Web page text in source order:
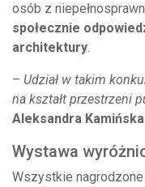
osób z
społecznie
architektury.
– Udział w takim
na kształt przestrzeni
Aleksandra Kamińska
Wystawa
Wszystkie